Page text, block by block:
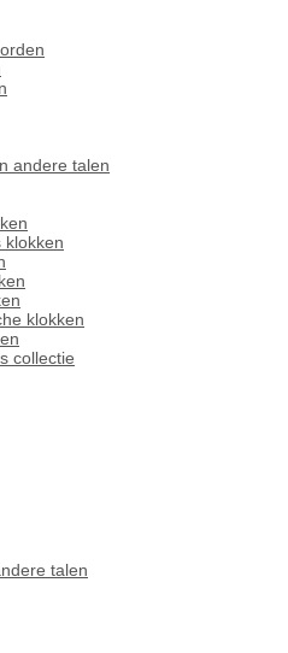
andere talen
klokken
klokken
collectie
talen